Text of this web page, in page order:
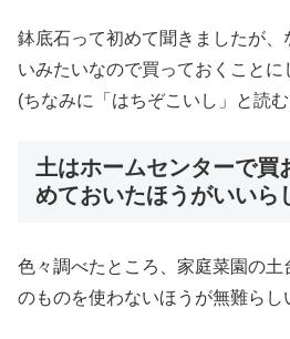
鉢底石って初めて聞きましたが、
いみたいなので買っておくことに
(ちなみに「はちぞこいし」と読
土はホームセンターで買
めておいたほうがいいら
色々調べたところ、家庭菜園の
のものを使わないほうが無難らし